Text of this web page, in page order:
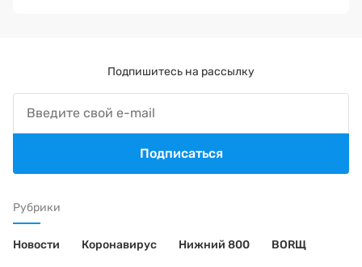
Рубрики
Новости Коронавирус Нижний 800 BORЩ
Подпишитесь на рассылку
Подписаться